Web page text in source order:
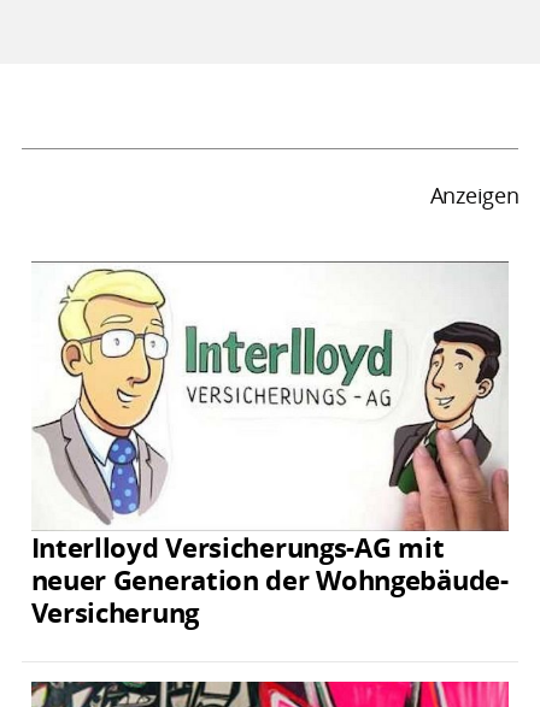
Anzeigen
Interlloyd Versicherungs-AG mit
neuer Generation der Wohngebäude-
Versicherung